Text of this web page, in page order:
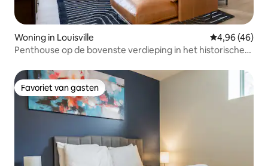
Woning in Louisville Gemiddelde
4,96 (46)
Penthouse op de bovenste verdieping in het historische
Favoriet van gasten
Favoriet van gasten